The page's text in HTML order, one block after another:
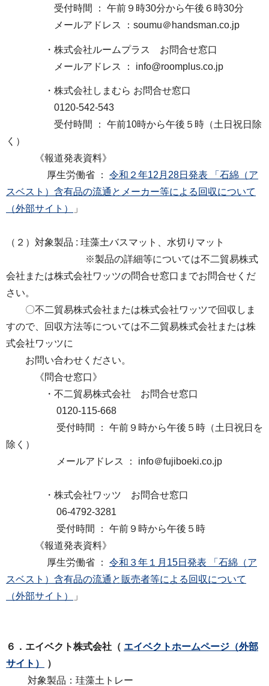
受付時間 ： 午前９時30分から午後６時30分
メールアドレス ：soumu＠handsman.co.jp
・株式会社ルームプラス お問合せ窓口
メールアドレス ： info@roomplus.co.jp
・株式会社しまむら お問合せ窓口
0120-542-543
受付時間 ： 午前10時から午後５時（土日祝日除
く）
《報道発表資料》
厚生労働省 ： 令和２年12月28日発表 「石綿（ア
スベスト）含有品の流通とメーカー等による回収について
（外部サイト）
」
（２）対象製品 : 珪藻土バスマット、水切りマット
※製品の詳細等については不二貿易株式
会社または株式会社ワッツの問合せ窓口までお問合せくだ
さい。
〇不二貿易株式会社または株式会社ワッツで回収しま
すので、回収方法等については不二貿易株式会社または株
式会社ワッツに
お問い合わせください。
《問合せ窓口》
・不二貿易株式会社 お問合せ窓口
0120-115-668
受付時間 ： 午前９時から午後５時（土日祝日を
除く）
メールアドレス ： info＠fujiboeki.co.jp
・株式会社ワッツ お問合せ窓口
06-4792-3281
受付時間 ： 午前９時から午後５時
《報道発表資料》
厚生労働省 ： 令和３年１月15日発表 「石綿（ア
スベスト）含有品の流通と販売者等による回収について
（外部サイト）
」
６．エイベクト株式会社（ エイベクトホームページ （外部
サイト）
）
対象製品：珪藻土トレー